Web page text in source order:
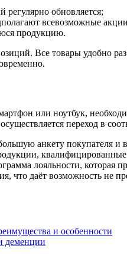
обновляется;
всевозможные
продукцию.
Все товары удобно
или ноутбук,
переход в
анкету покупателя
лояльности,
что даёт возможность не
и особенности
деменции